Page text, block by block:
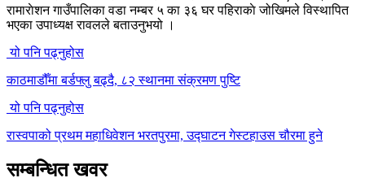
रामाराेशन गाउँपालिका वडा नम्बर ५ का ३६ घर पहिराकाे जोखिमले विस्थापित
भएका उपाध्यक्ष रावलले बताउनुभयो ।
यो पनि पढ्नुहोस
काठमाडौँमा बर्डफ्लु बढ्दै, ८२ स्थानमा संक्रमण पुष्टि
यो पनि पढ्नुहोस
रास्वपाको प्रथम महाधिवेशन भरतपुरमा, उद्घाटन गेस्टहाउस चौरमा हुने
सम्बन्धित खवर